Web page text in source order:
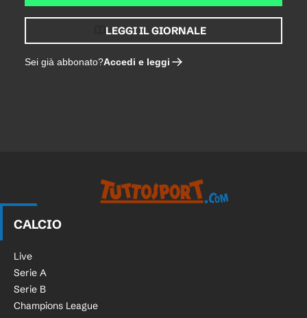
LEGGI IL GIORNALE
Sei già abbonato?Accedi e leggi
CALCIO
Live
Serie A
Serie B
Champions League